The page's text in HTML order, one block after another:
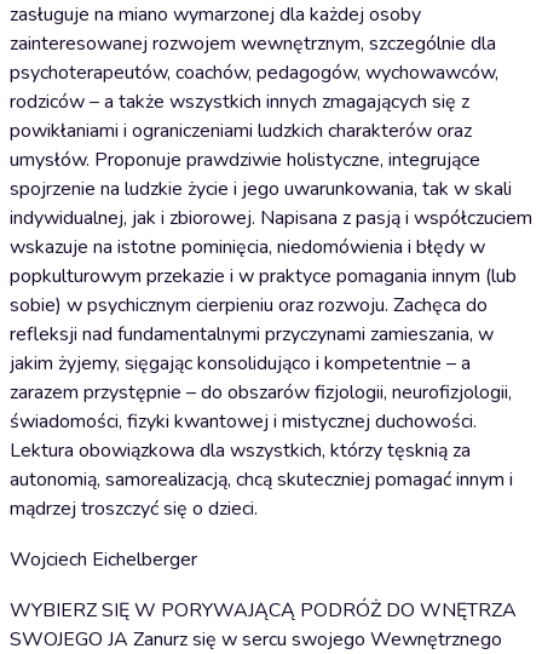
zasługuje na miano wymarzonej dla każdej osoby
zainteresowanej rozwojem wewnętrznym, szczególnie dla
psychoterapeutów, coachów, pedagogów, wychowawców,
rodziców – a także wszystkich innych zmagających się z
powikłaniami i ograniczeniami ludzkich charakterów oraz
umysłów. Proponuje prawdziwie holistyczne, integrujące
spojrzenie na ludzkie życie i jego uwarunkowania, tak w skali
indywidualnej, jak i zbiorowej. Napisana z pasją i współczuciem
wskazuje na istotne pominięcia, niedomówienia i błędy w
popkulturowym przekazie i w praktyce pomagania innym (lub
sobie) w psychicznym cierpieniu oraz rozwoju. Zachęca do
refleksji nad fundamentalnymi przyczynami zamieszania, w
jakim żyjemy, sięgając konsolidująco i kompetentnie – a
zarazem przystępnie – do obszarów fizjologii, neurofizjologii,
świadomości, fizyki kwantowej i mistycznej duchowości.
Lektura obowiązkowa dla wszystkich, którzy tęsknią za
autonomią, samorealizacją, chcą skuteczniej pomagać innym i
mądrzej troszczyć się o dzieci.
Wojciech Eichelberger
WYBIERZ SIĘ W PORYWAJĄCĄ PODRÓŻ DO WNĘTRZA
SWOJEGO JA Zanurz się w sercu swojego Wewnętrznego